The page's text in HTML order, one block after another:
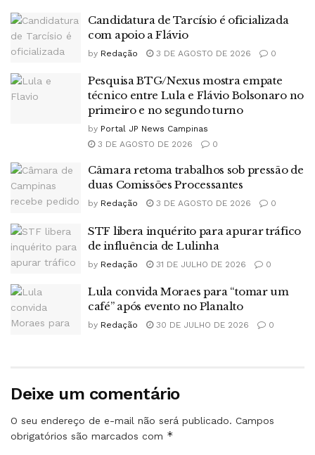
Candidatura de Tarcísio é oficializada
com apoio a Flávio
by Redação 3 DE AGOSTO DE 2026 0
Pesquisa BTG/Nexus mostra empate
técnico entre Lula e Flávio Bolsonaro no
primeiro e no segundo turno
by Portal JP News Campinas
3 DE AGOSTO DE 2026
0
Câmara retoma trabalhos sob pressão de
duas Comissões Processantes
by Redação 3 DE AGOSTO DE 2026 0
STF libera inquérito para apurar tráfico
de influência de Lulinha
by Redação 31 DE JULHO DE 2026 0
Lula convida Moraes para “tomar um
café” após evento no Planalto
by Redação 30 DE JULHO DE 2026 0
Deixe um comentário
O seu endereço de e-mail não será publicado. Campos
obrigatórios são marcados com *